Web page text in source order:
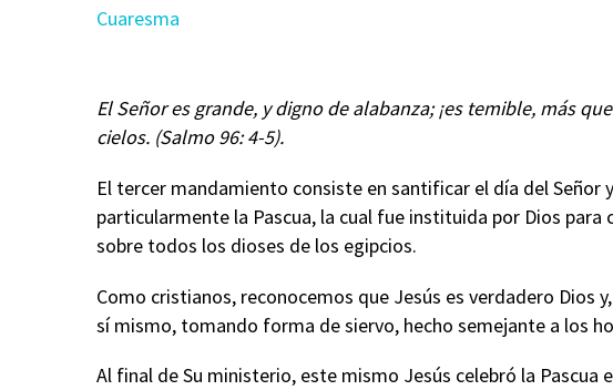
Cuaresma
El Señor es grande, y digno de alabanza; ¡es temible, más
cielos. (Salmo 96: 4-5).
El tercer mandamiento consiste en santificar el día del Señor
particularmente la Pascua, la cual fue instituida por Dios
sobre todos los dioses de los egipcios.
Como cristianos, reconocemos que Jesús es verdadero Dios
sí mismo, tomando forma de siervo, hecho semejante a los
Al final de Su ministerio, este mismo Jesús celebró la Pascua